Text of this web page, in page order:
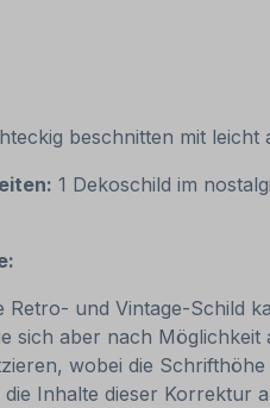
beschnitten mit leicht
1 Dekoschild im
Retro- und Vintage-Schild
sich aber nach
wobei die
Inhalte dieser Korrektur